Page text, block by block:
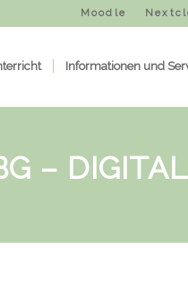
Moodle
Informationen und
– DIGITAL